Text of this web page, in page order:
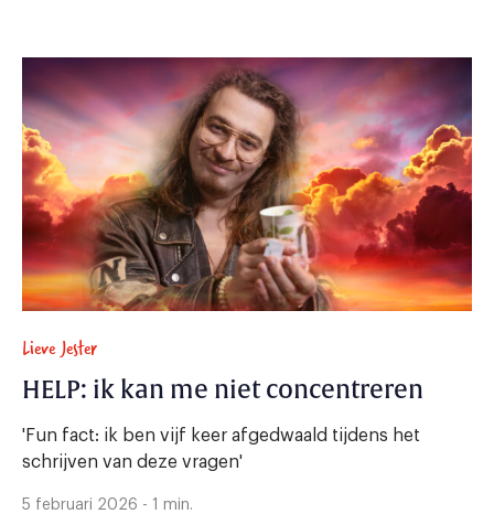
Lieve Jester
HELP: ik kan me niet concentreren
'Fun fact: ik ben vijf keer afgedwaald tijdens het
schrijven van deze vragen'
5 februari 2026 - 1 min.